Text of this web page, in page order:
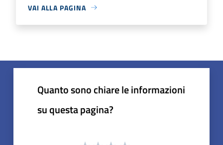
VAI ALLA PAGINA
Quanto sono chiare le informazioni
su questa pagina?